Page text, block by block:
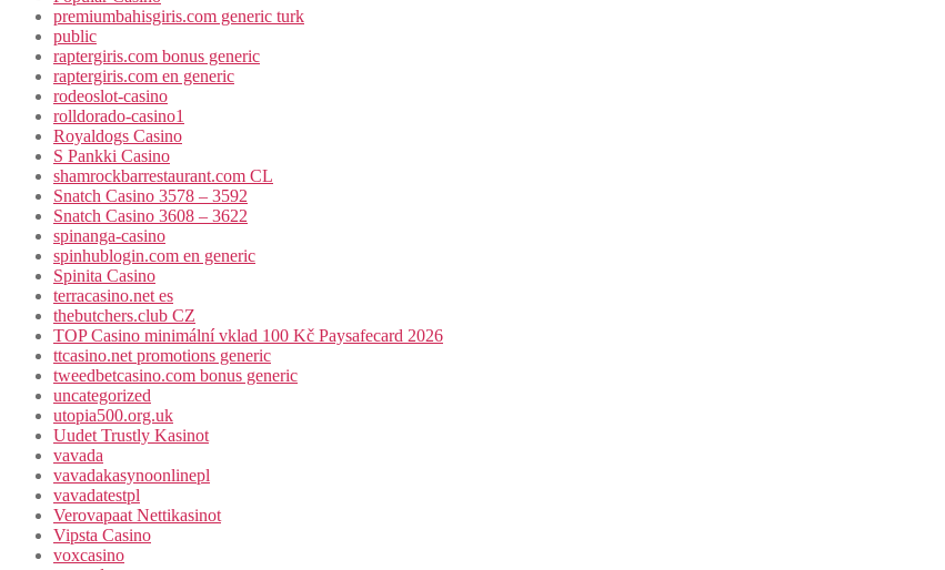
premiumbahisgiris.com generic turk
public
raptergiris.com bonus generic
raptergiris.com en generic
rodeoslot-casino
rolldorado-casino1
Royaldogs Casino
S Pankki Casino
shamrockbarrestaurant.com CL
Snatch Casino 3578 – 3592
Snatch Casino 3608 – 3622
spinanga-casino
spinhublogin.com en generic
Spinita Casino
terracasino.net es
thebutchers.club CZ
TOP Casino minimální vklad 100 Kč Paysafecard 2026
ttcasino.net promotions generic
tweedbetcasino.com bonus generic
uncategorized
utopia500.org.uk
Uudet Trustly Kasinot
vavada
vavadakasynoonlinepl
vavadatestpl
Verovapaat Nettikasinot
Vipsta Casino
voxcasino